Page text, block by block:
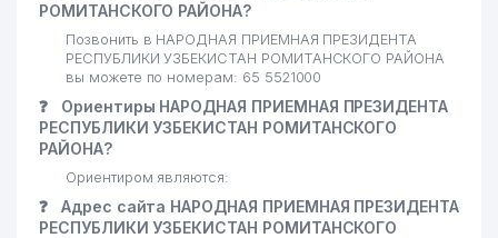
РОМИТАНСКОГО РАЙОНА?
Позвонить в НАРОДНАЯ ПРИЕМНАЯ ПРЕЗИДЕНТА
РЕСПУБЛИКИ УЗБЕКИСТАН РОМИТАНСКОГО РАЙОНА
вы можете по номерам: 65 5521000
❓
Ориентиры НАРОДНАЯ ПРИЕМНАЯ ПРЕЗИДЕНТА
РЕСПУБЛИКИ УЗБЕКИСТАН РОМИТАНСКОГО
РАЙОНА?
Ориентиром являются:
❓
Адрес сайта НАРОДНАЯ ПРИЕМНАЯ ПРЕЗИДЕНТА
РЕСПУБЛИКИ УЗБЕКИСТАН РОМИТАНСКОГО